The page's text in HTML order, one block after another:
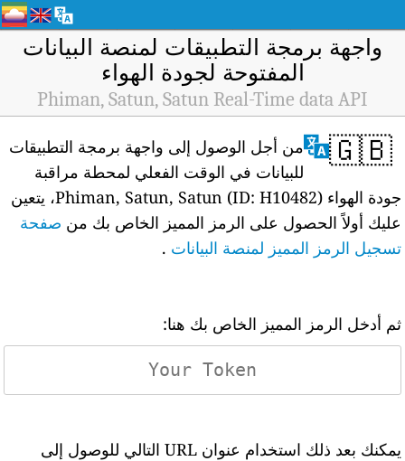
واجهة برمجة التطبيقات لمنصة البيانات
المفتوحة لجودة الهواء
Phiman, Satun, Satun Real-Time data API
🇬🇧
من أجل الوصول إلى واجهة برمجة التطبيقات
للبيانات في الوقت الفعلي لمحطة مراقبة
جودة الهواء Phiman, Satun, Satun (ID: H10482)، يتعين
عليك أولاً الحصول على الرمز المميز الخاص بك من صفحة
تسجيل الرمز المميز لمنصة البيانات .
ثم أدخل الرمز المميز الخاص بك هنا:
يمكنك بعد ذلك استخدام عنوان URL التالي للوصول إلى